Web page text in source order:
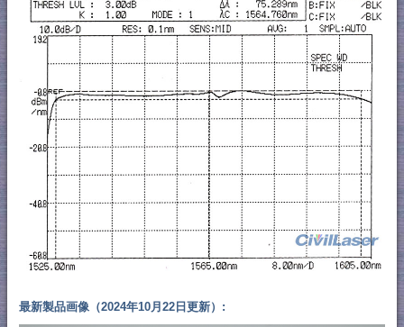
最新製品画像（2024年10月22日更新）: